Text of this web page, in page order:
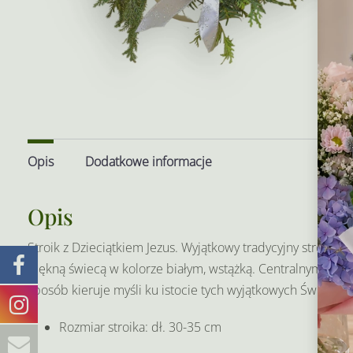
Opis Dodatkowe informacje
Opis
Stroik z Dzieciątkiem Jezus. Wyjątkowy tradycyjny stroik
piękną świecą w kolorze białym, wstążką. Centralnym
sposób kieruje myśli ku istocie tych wyjątkowych Świąt.
Rozmiar stroika: dł. 30-35 cm